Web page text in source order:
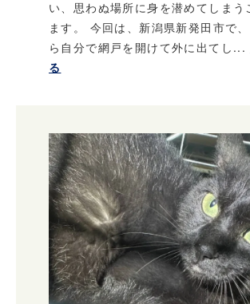
い、思わぬ場所に身を潜めてしまう
ます。 今回は、新潟県新発田市で
ら自分で網戸を開けて外に出てし...
る